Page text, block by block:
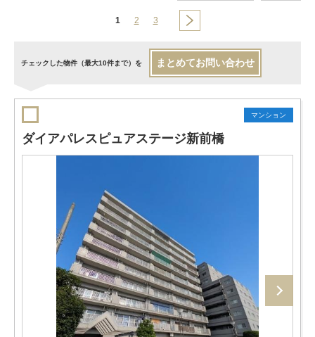
1 2 3
チェックした物件（最大10件まで）を まとめてお問い合わせ
マンション
ダイアパレスピュアステージ新前橋